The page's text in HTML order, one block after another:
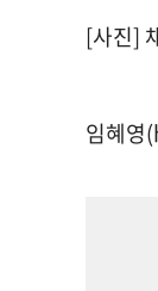
[사진]
임혜영(